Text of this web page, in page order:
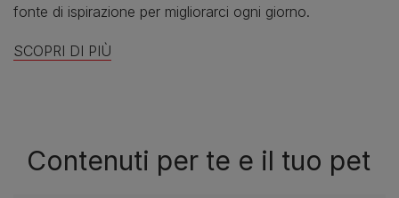
fonte di ispirazione per migliorarci ogni giorno.
SCOPRI DI PIÙ
Contenuti per te e il tuo pet